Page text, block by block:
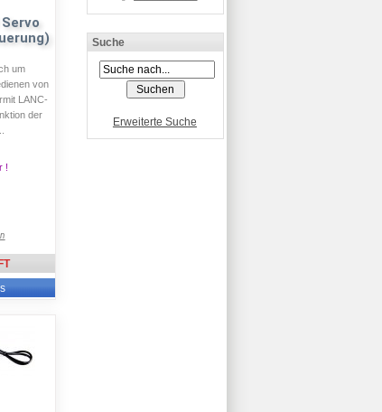
um
von
LANC-
der
!
Suche
Erweiterte Suche